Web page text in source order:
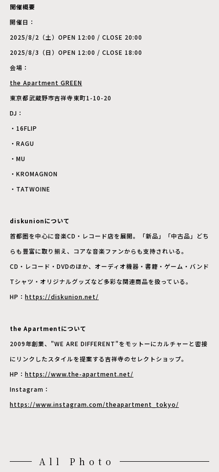
開催概要
開催日：
2025/8/2（土）OPEN 12:00 / CLOSE 20:00
2025/8/3（日）OPEN 12:00 / CLOSE 18:00
会場：
the Apartment GREEN
東京都武蔵野市吉祥寺東町1-10-20
DJ：
・16FLIP
・RAGU
・MU
・KROMAGNON
・TATWOINE
diskunionについて
首都圏を中心に音楽CD・レコード店を展開。「新品」「中古品」どち
らも豊富に取り揃え、コアな音楽ファンからも支持されいる。
CD・レコード・DVDのほか、オーディオ機器・書籍・ゲーム・バンド
Tシャツ・オリジナルグッズなど多彩な関連商品を扱っている。
HP： https://diskunion.net/
the Apartmentについて
2009年創業、"WE ARE DIFFERENT"をモットーにカルチャーと密接
にリンクしたスタイルを提案する吉祥寺のセレクトショップ。
HP： https://www.the-apartment.net/
Instagram：
https://www.instagram.com/theapartment_tokyo/
All Photo